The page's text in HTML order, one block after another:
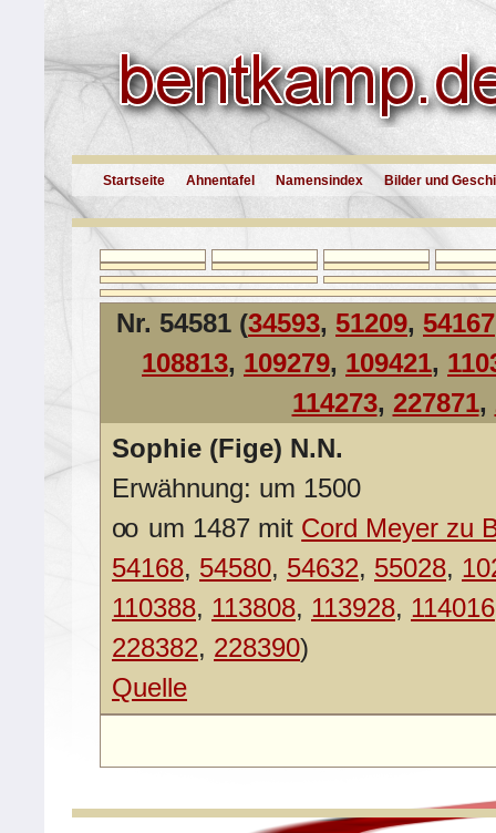
Startseite Ahnentafel Namensindex Bilder und
Nr. 54581 (34593, 51209, 54167
108813, 109279, 109421,
114273, 227871,
Sophie (Fige) N.N.
Erwähnung: um 1500
oo um 1487 mit Cord Meyer zu
54168, 54580, 54632, 55028,
110388, 113808, 113928, 114016
228382, 228390)
Quelle